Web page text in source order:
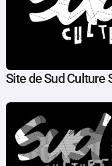
Site de Sud